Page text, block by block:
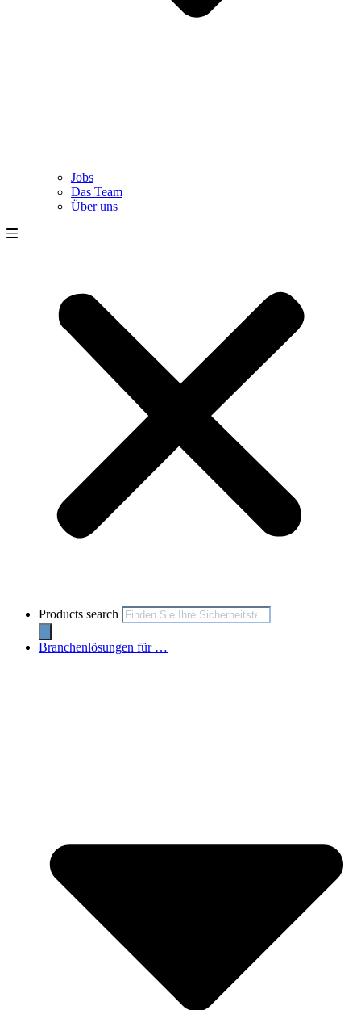
Jobs
Das Team
Über uns
Products search
Branchenlösungen für …